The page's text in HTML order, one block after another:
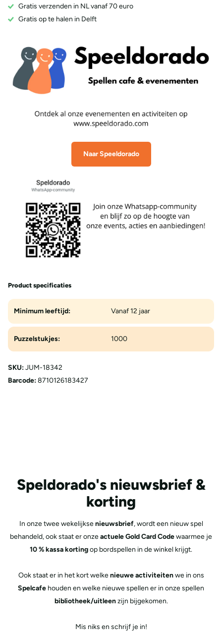
Gratis verzenden in NL vanaf 70 euro
Gratis op te halen in Delft
Naar Speeldorado
Product specificaties
Minimum leeftijd: Vanaf 12 jaar
Puzzelstukjes: 1000
SKU:JUM-18342
Barcode:8710126183427
Speldorado's nieuwsbrief &
korting
In onze twee wekelijksenieuwsbrief, wordt een nieuw spel
behandeld, ook staat er onzeactuele Gold Card Codewaarmee je
10 % kassa kortingop bordspellen in de winkel krijgt.
Ook staat er in het kort welkenieuwe activiteitenwe in ons
Spelcafe houden en welke nieuwe spellen er in onze spellen
bibliotheek/uitleenzijn bijgekomen.
Mis niks en schrijf je in!